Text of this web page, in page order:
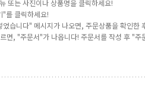
또는 사진이나 상품명을 클릭하세요!
"를 클릭하세요!
었습니다" 메시지가 나오면, 주문상품을 확인한
면, "주문서"가 나옵니다! 주문서를 작성 후 "주